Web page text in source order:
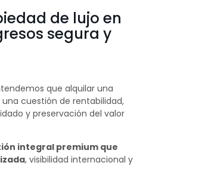
de lujo en
segura y
que alquilar una
cuestión de rentabilidad,
y preservación del valor
integral premium que
, visibilidad internacional y